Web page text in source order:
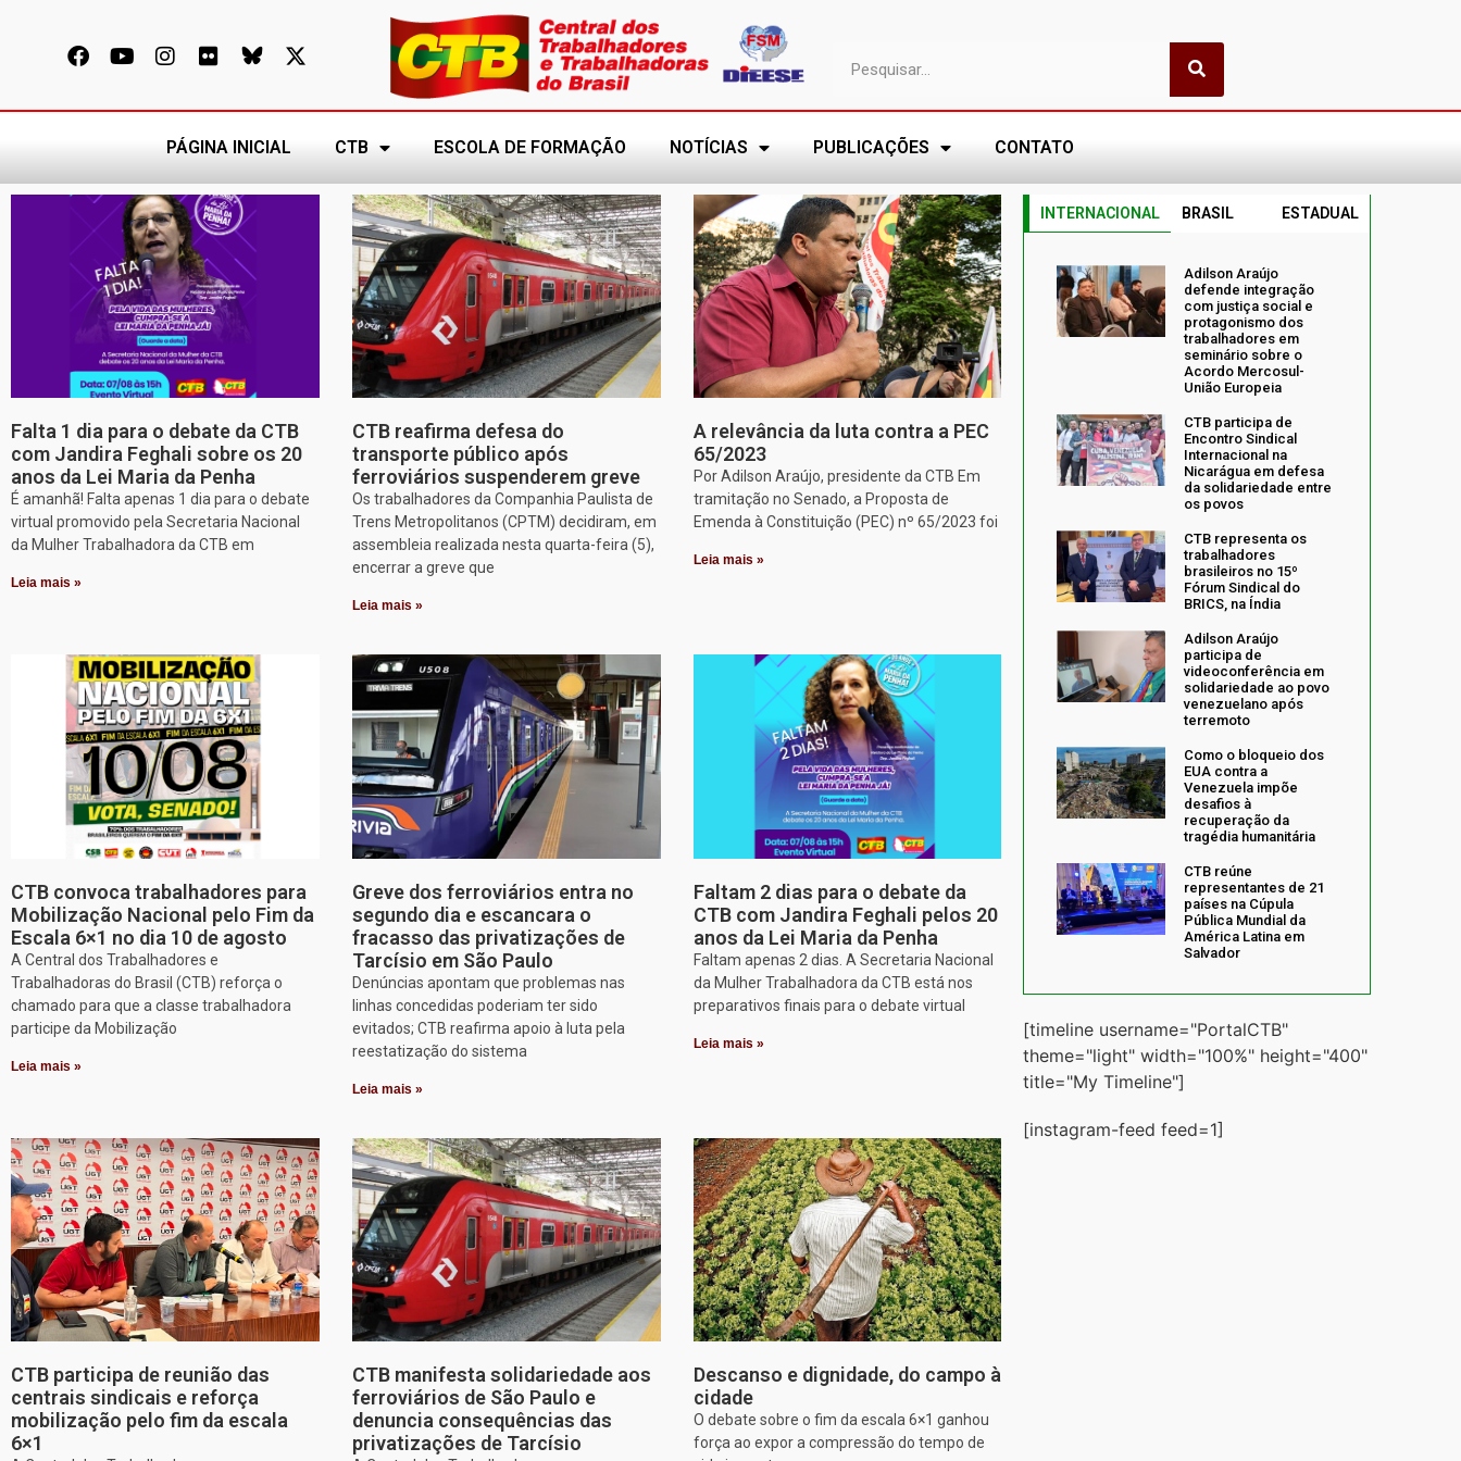
PÁGINA INICIAL CTB ESCOLA DE FORMAÇÃO NOTÍCIAS PUBLICAÇÕES CONTATO
Falta 1 dia para o debate da CTB
com Jandira Feghali sobre os 20
anos da Lei Maria da Penha
É amanhã! Falta apenas 1 dia para o debate
virtual promovido pela Secretaria Nacional
da Mulher Trabalhadora da CTB em
Leia mais »
CTB reafirma defesa do
transporte público após
ferroviários suspenderem greve
Os trabalhadores da Companhia Paulista de
Trens Metropolitanos (CPTM) decidiram, em
assembleia realizada nesta quarta-feira (5),
encerrar a greve que
Leia mais »
A relevância da luta contra a PEC
65/2023
Por Adilson Araújo, presidente da CTB Em
tramitação no Senado, a Proposta de
Emenda à Constituição (PEC) nº 65/2023 foi
Leia mais »
CTB convoca trabalhadores para
Mobilização Nacional pelo Fim da
Escala 6×1 no dia 10 de agosto
A Central dos Trabalhadores e
Trabalhadoras do Brasil (CTB) reforça o
chamado para que a classe trabalhadora
participe da Mobilização
Leia mais »
Greve dos ferroviários entra no
segundo dia e escancara o
fracasso das privatizações de
Tarcísio em São Paulo
Denúncias apontam que problemas nas
linhas concedidas poderiam ter sido
evitados; CTB reafirma apoio à luta pela
reestatização do sistema
Leia mais »
Faltam 2 dias para o debate da
CTB com Jandira Feghali pelos 20
anos da Lei Maria da Penha
Faltam apenas 2 dias. A Secretaria Nacional
da Mulher Trabalhadora da CTB está nos
preparativos finais para o debate virtual
Leia mais »
CTB participa de reunião das
centrais sindicais e reforça
mobilização pelo fim da escala
6×1
CTB manifesta solidariedade aos
ferroviários de São Paulo e
denuncia consequências das
privatizações de Tarcísio
Descanso e dignidade, do campo à
cidade
O debate sobre o fim da escala 6×1 ganhou
força ao expor a compressão do tempo de
INTERNACIONAL BRASIL ESTADUAL
Adilson Araújo
defende integração
com justiça social e
protagonismo dos
trabalhadores em
seminário sobre o
Acordo Mercosul-
União Europeia
CTB participa de
Encontro Sindical
Internacional na
Nicarágua em defesa
da solidariedade entre
os povos
CTB representa os
trabalhadores
brasileiros no 15º
Fórum Sindical do
BRICS, na Índia
Adilson Araújo
participa de
videoconferência em
solidariedade ao povo
venezuelano após
terremoto
Como o bloqueio dos
EUA contra a
Venezuela impõe
desafios à
recuperação da
tragédia humanitária
CTB reúne
representantes de 21
países na Cúpula
Pública Mundial da
América Latina em
Salvador
[timeline username="PortalCTB"
theme="light" width="100%" height="400"
title="My Timeline"]
[instagram-feed feed=1]